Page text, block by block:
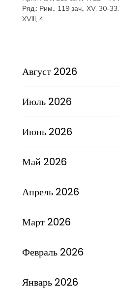
Ряд.: Рим., 119 зач., XV, 30-33.
XVIII, 4.
Август 2026
Июль 2026
Июнь 2026
Май 2026
Апрель 2026
Март 2026
Февраль 2026
Январь 2026